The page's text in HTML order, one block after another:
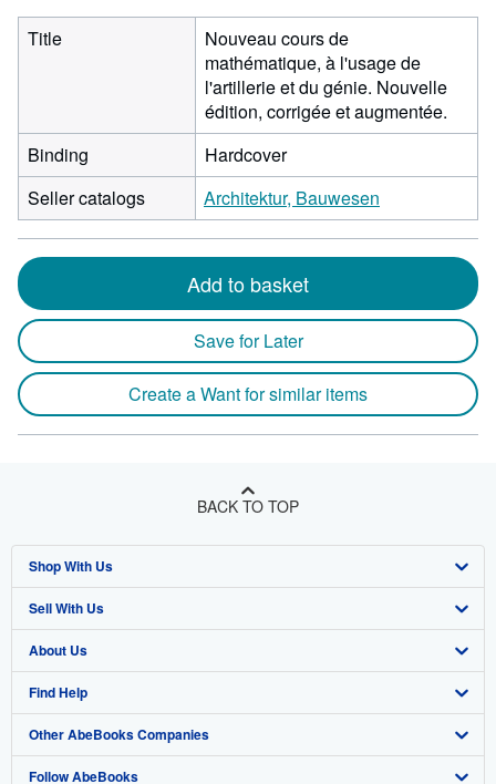
Title
Nouveau cours de
mathématique, à l'usage de
l'artillerie et du génie. Nouvelle
édition, corrigée et augmentée.
Binding
Hardcover
Seller catalogs
Architektur, Bauwesen
Add to basket
Save for Later
Create a Want for similar items
BACK TO TOP
Shop With Us
Advanced Search
Browse Collections
My Account
My Orders
View Basket
Sell With Us
Start Selling
Join Our Affiliate Program
Book Buyback
Refer a seller
About Us
About AbeBooks
Media
Careers
Find Help
Help
Customer Support
Other AbeBooks Companies
AbeBooks.co.uk
Follow AbeBooks